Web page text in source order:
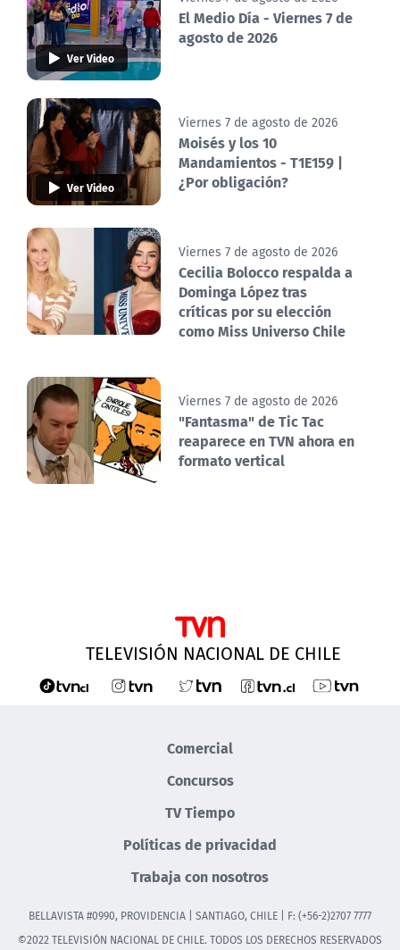
Ver Video
El Medio Día - Viernes 7 de
agosto de 2026
Ver Video
Viernes 7 de agosto de 2026
Moisés y los 10
Mandamientos - T1E159 |
¿Por obligación?
Viernes 7 de agosto de 2026
Cecilia Bolocco respalda a
Dominga López tras
críticas por su elección
como Miss Universo Chile
Viernes 7 de agosto de 2026
"Fantasma" de Tic Tac
reaparece en TVN ahora en
formato vertical
TELEVISIÓN NACIONAL DE CHILE
Comercial
Concursos
TV Tiempo
Políticas de privacidad
Trabaja con nosotros
BELLAVISTA #0990, PROVIDENCIA | SANTIAGO, CHILE | F: (+56-2)2707 7777
©2022 TELEVISIÓN NACIONAL DE CHILE. TODOS LOS DERECHOS RESERVADOS